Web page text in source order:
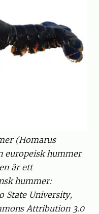
(Homarus
europeisk hummer
är ett
hummer:
State University,
Attribution 3.0